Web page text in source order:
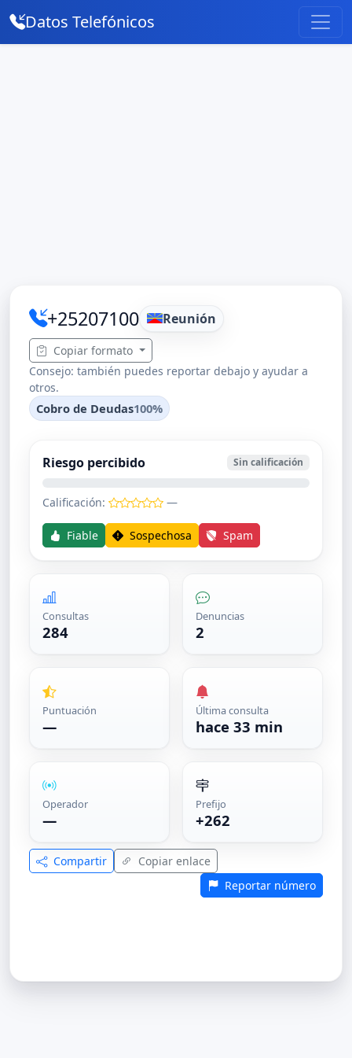
Datos Telefónicos
+25207100 Reunión
Copiar formato
Consejo: también puedes reportar debajo y ayudar a
otros.
Cobro de Deudas100%
Riesgo percibido Sin calificación
Calificación: —
Fiable Sospechosa Spam
Consultas
284
Denuncias
2
Puntuación
—
Última consulta
hace 33 min
Operador
—
Prefijo
+262
Compartir
Copiar enlace
Reportar número